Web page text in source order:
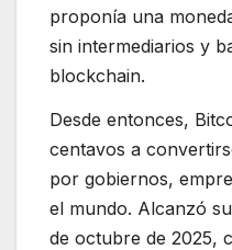
proponía una
sin intermediarios y
blockchain.
Desde entonces,
centavos a
por gobiernos,
el mundo. Alcanzó su
de octubre de 2025,